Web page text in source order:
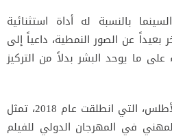
بالنسبة له أداة استثنائية
عن الصور النمطية، داعياً إلى
ما يوحد البشر بدلاً من التركيز
وأشار البلاغ إلى أن ورشات الأطلس، التي انطلقت عام 2018، تمثل
في المهرجان الدولي للفيلم